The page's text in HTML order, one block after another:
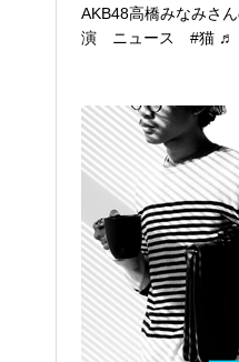
AKB48高橋みなみさ
演 ニュース#猫 ♬